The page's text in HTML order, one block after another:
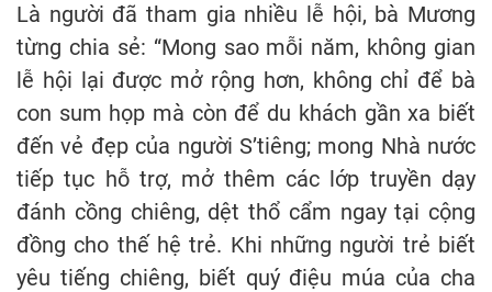
Là người đã tham gia nhiều lễ hội, bà Mương
từng chia sẻ: “Mong sao mỗi năm, không gian
lễ hội lại được mở rộng hơn, không chỉ để bà
con sum họp mà còn để du khách gần xa biết
đến vẻ đẹp của người S’tiêng; mong Nhà nước
tiếp tục hỗ trợ, mở thêm các lớp truyền dạy
đánh cồng chiêng, dệt thổ cẩm ngay tại cộng
đồng cho thế hệ trẻ. Khi những người trẻ biết
yêu tiếng chiêng, biết quý điệu múa của cha